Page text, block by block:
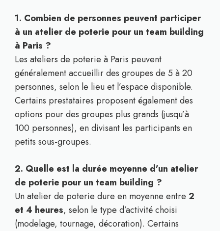
1. Combien de personnes peuvent participer
à un atelier de poterie pour un team building
à Paris ?
Les ateliers de poterie à Paris peuvent
généralement accueillir des groupes de 5 à 20
personnes, selon le lieu et l’espace disponible.
Certains prestataires proposent également des
options pour des groupes plus grands (jusqu’à
100 personnes), en divisant les participants en
petits sous-groupes.
2. Quelle est la durée moyenne d’un atelier
de poterie pour un team building ?
Un atelier de poterie dure en moyenne entre 2
et 4 heures, selon le type d’activité choisi
(modelage, tournage, décoration). Certains